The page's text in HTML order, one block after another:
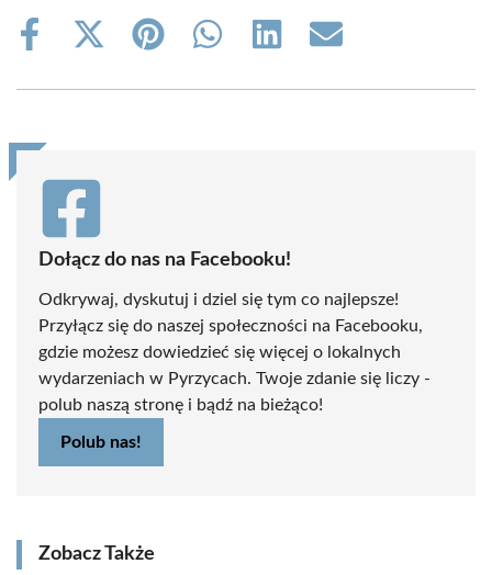
Share
Share
(Twitter)
Share
Share
Share
Share
Dołącz do nas na Facebooku!
Odkrywaj, dyskutuj i dziel się tym co najlepsze!
Przyłącz się do naszej społeczności na Facebooku,
gdzie możesz dowiedzieć się więcej o lokalnych
wydarzeniach w Pyrzycach. Twoje zdanie się liczy -
polub naszą stronę i bądź na bieżąco!
Polub nas!
Zobacz Także